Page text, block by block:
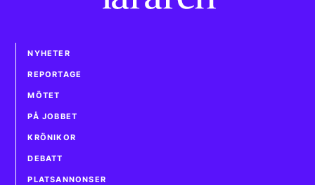
NYHETER
REPORTAGE
MÖTET
PÅ JOBBET
KRÖNIKOR
DEBATT
PLATSANNONSER